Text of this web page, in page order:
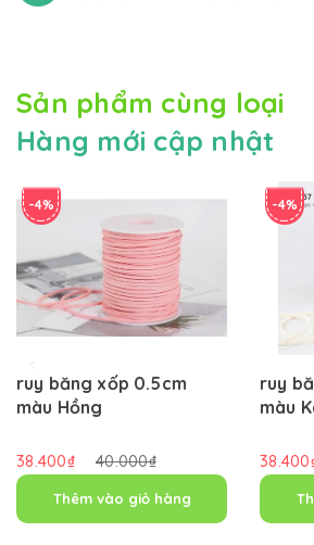
Sản phẩm cùng loại
Hàng mới cập nhật
-4%
ruy băng xốp 0.5cm
màu Hồng
38.400₫ 40.000₫
Thêm vào giỏ hàng
-4%
ruy
màu